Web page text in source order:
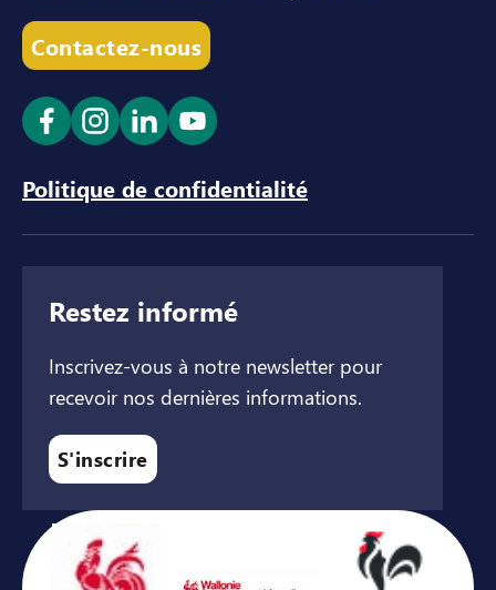
Contactez-nous
Ouvrir le lien dans un nouvel onglet
Ouvrir le lien dans un nouvel onglet
Ouvrir le lien dans un nouvel
Ouvrir le lien dans un
Politique de confidentialité
Restez informé
Inscrivez-vous à notre newsletter pour
recevoir nos dernières informations.
S'inscrire
Avec le soutien de ...